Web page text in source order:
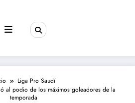
Liga Pro Saudí
al podio de los máximos goleadores de la
temporada